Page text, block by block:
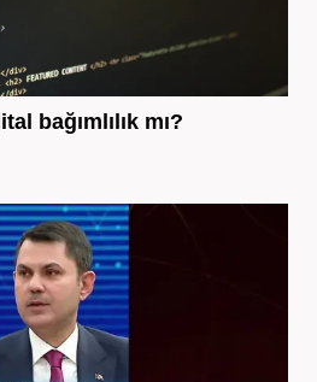
bağımlılık mı?